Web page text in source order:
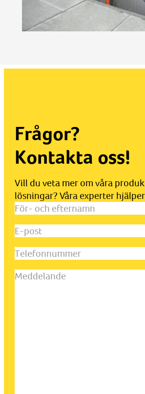
Frågor?
Kontakta oss!
Vill du veta mer om våra
lösningar? Våra experter
För-
efternamn
E-
Telefonnummer
Meddelande(Obligatoriskt)